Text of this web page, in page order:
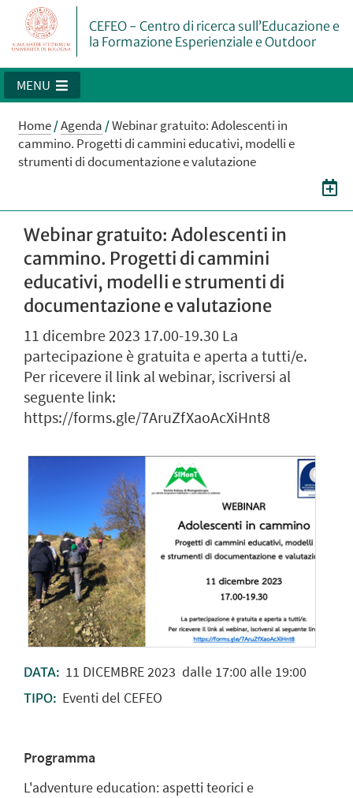
CEFEO - Centro di ricerca sull’Educazione e
la Formazione Esperienziale e Outdoor
MENU
Home/Agenda /Webinar gratuito: Adolescenti in
cammino. Progetti di cammini educativi, modelli e
strumenti di documentazione e valutazione
Webinar gratuito: Adolescenti in
cammino. Progetti di cammini
educativi, modelli e strumenti di
documentazione e valutazione
11 dicembre 2023 17.00-19.30 La
partecipazione è gratuita e aperta a tutti/e.
Per ricevere il link al webinar, iscriversi al
seguente link:
https://forms.gle/7AruZfXaoAcXiHnt8
DATA: 11 DICEMBRE2023 dalle 17:00 alle 19:00
TIPO: Eventi del CEFEO
Programma
L'adventure education: aspetti teorici e